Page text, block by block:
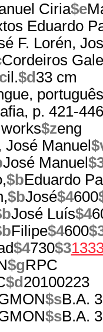
Ciria$e
Eduardo
F. Lorén,
Cordeiros
il.$d 33 cm
p. 421-446
$zeng
Manuel
José Manuel
$bEduardo
$bJosé$4600
José Luís$4
Filipe$4600
$4730$3
$gRPC
$d 20100223
$sB.A.
$sB.A.